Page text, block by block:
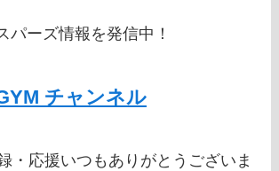
パーズ情報を発信中！
チャンネル
・応援いつもありがとうございま